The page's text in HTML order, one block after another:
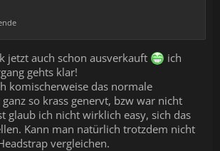
jetzt auch schon ausverkauft
ich
gehts klar!
komischerweise das normale
so krass genervt, bzw war nicht
glaub ich nicht wirklich easy, sich das
Kann man natürlich trotzdem nicht
vergleichen.